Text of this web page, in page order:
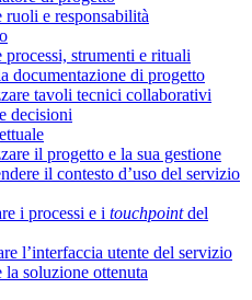
e responsabilità
strumenti e rituali
documentazione di progetto
tavoli tecnici collaborativi
decisioni
il progetto e la sua gestione
il contesto d’uso del servizio
i processi e i touchpointdel
l’interfaccia utente del servizio
soluzione ottenuta